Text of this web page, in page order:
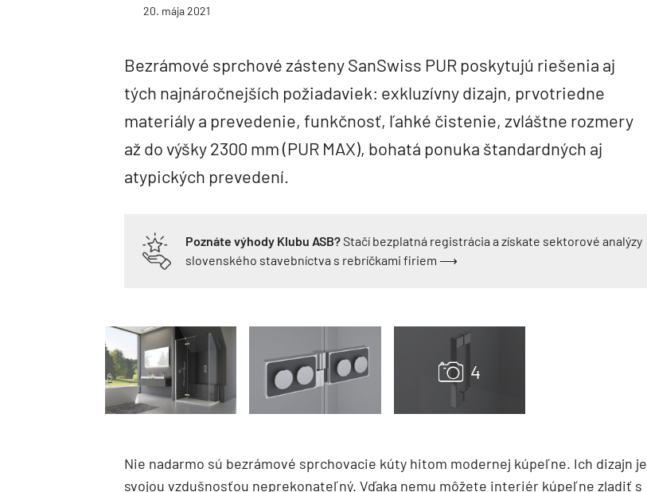
20. mája 2021
Bezrámové sprchové zásteny SanSwiss PUR poskytujú riešenia aj
tých najnáročnejších požiadaviek: exkluzívny dizajn, prvotriedne
materiály a prevedenie, funkčnosť, ľahké čistenie, zvláštne rozmery
až do výšky 2300 mm (PUR MAX), bohatá ponuka štandardných aj
atypických prevedení.
Poznáte výhody Klubu ASB?Stačí bezplatná registrácia a získate sektorové analýzy
slovenského stavebníctva s rebríčkami firiem ⟶
Nie nadarmo sú bezrámové sprchovacie kúty hitom modernej kúpeľne. Ich dizajn je
svojou vzdušnosťou neprekonateľný. Vďaka nemu môžete interiér kúpeľne zladiť s